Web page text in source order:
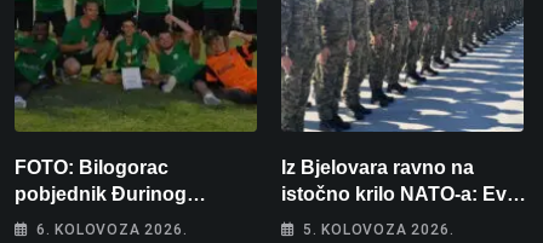
FOTO: Bilogorac
pobjednik Đurinog
memorijala
6. KOLOVOZA 2026.
Iz Bjelovara ravno na
istočno krilo NATO-a: Evo
kamo odlazi 82 hrvatska
5. KOLOVOZA 2026.